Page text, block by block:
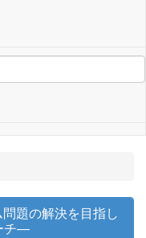
題の解決を目指し
チ―